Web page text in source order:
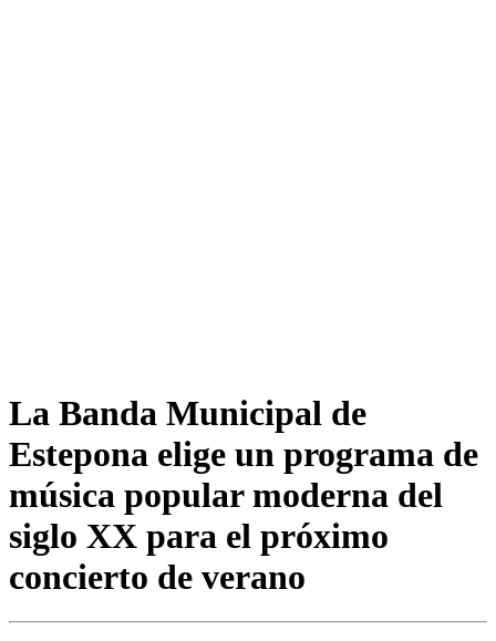
La Banda Municipal de
Estepona elige un programa de
música popular moderna del
siglo XX para el próximo
concierto de verano